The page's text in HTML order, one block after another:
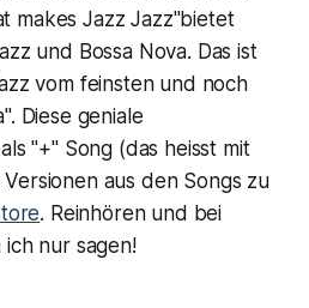
makes Jazz Jazz"bietet
und Bossa Nova. Das ist
vom feinsten und noch
Diese geniale
"+" Song (das heisst mit
aus den Songs zu
. Reinhören und bei
nur sagen!